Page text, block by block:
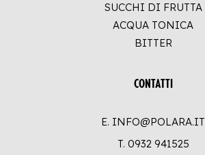
SUCCHI DI FRUTTA
ACQUA TONICA
BITTER
CONTATTI
E. INFO@POLARA.IT
T. 0932 941525